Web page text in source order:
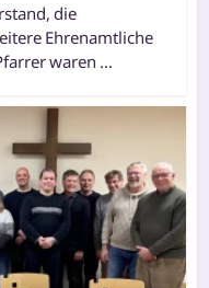
die
Ehrenamtliche
waren …